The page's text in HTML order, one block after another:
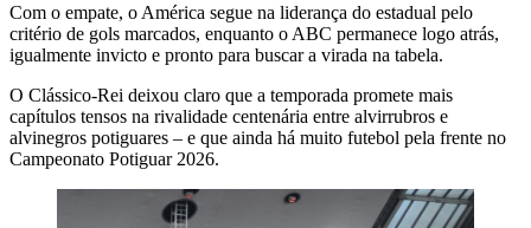
Com o empate, o América segue na liderança do estadual pelo
critério de gols marcados, enquanto o ABC permanece logo atrás,
igualmente invicto e pronto para buscar a virada na tabela.
O Clássico-Rei deixou claro que a temporada promete mais
capítulos tensos na rivalidade centenária entre alvirrubros e
alvinegros potiguares – e que ainda há muito futebol pela frente no
Campeonato Potiguar 2026.